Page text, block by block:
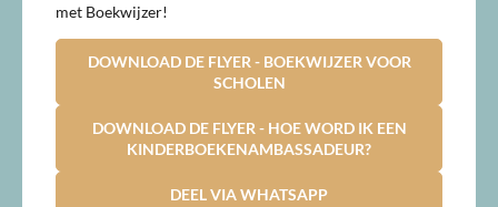
met Boekwijzer!
DOWNLOAD DE FLYER - BOEKWIJZER VOOR
SCHOLEN
DOWNLOAD DE FLYER - HOE WORD IK EEN
KINDERBOEKENAMBASSADEUR?
DEEL VIA WHATSAPP